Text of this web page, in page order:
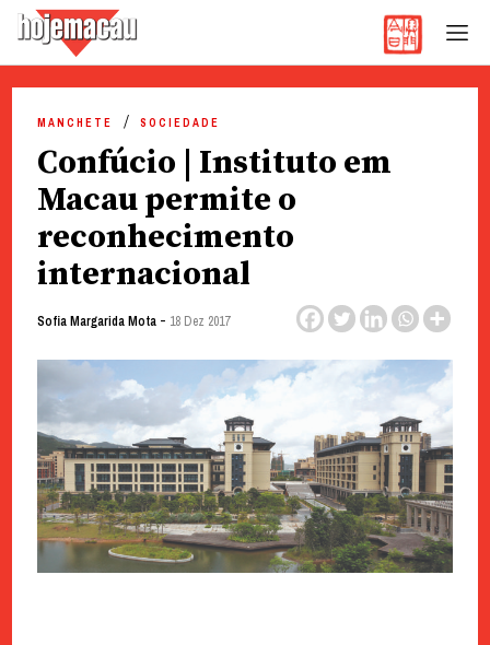
content
MANCHETE SOCIEDADE
Confúcio | Instituto em
Macau permite o
reconhecimento
internacional
Sofia Margarida Mota- 18 Dez 2017